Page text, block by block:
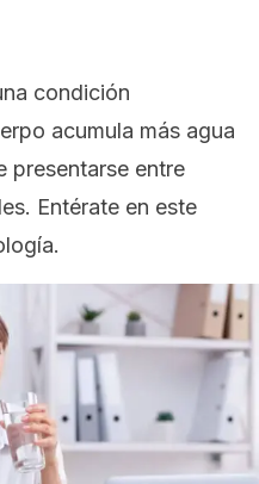
condición
acumula más agua
presentarse entre
Entérate en este